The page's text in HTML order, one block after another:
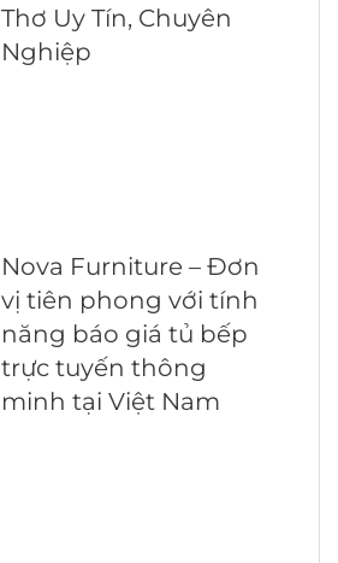
Thơ Uy Tín, Chuyên
Nghiệp
Nova Furniture – Đơn
vị tiên phong với tính
năng báo giá tủ bếp
trực tuyến thông
minh tại Việt Nam